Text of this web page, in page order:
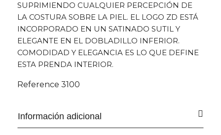
SUPRIMIENDO CUALQUIER PERCEPCIÓN DE
LA COSTURA SOBRE LA PIEL. EL LOGO ZD ESTÁ
INCORPORADO EN UN SATINADO SUTIL Y
ELEGANTE EN EL DOBLADILLO INFERIOR.
COMODIDAD Y ELEGANCIA ES LO QUE DEFINE
ESTA PRENDA INTERIOR.
Reference 3100
Información adicional